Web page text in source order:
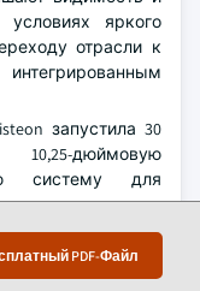
PDF-Файл
яркого
отрасли к
запустила 30
дюймовую
систему для
ознаменовало
автомобильной
рынок